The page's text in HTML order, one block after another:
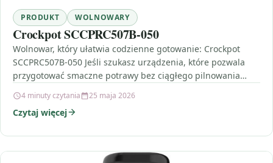
PRODUKT WOLNOWARY
Crockpot SCCPRC507B-050
Wolnowar, który ułatwia codzienne gotowanie: Crockpot
SCCPRC507B-050 Jeśli szukasz urządzenia, które pozwala
przygotować smaczne potrawy bez ciągłego pilnowania
4 minuty czytania 25 maja 2026
Czytaj więcej